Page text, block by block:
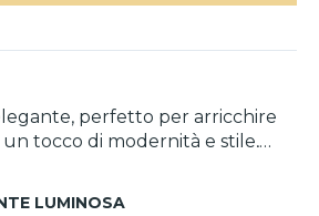
perfetto per arricchire
tocco di modernità e stile,
di luce interessanti e
tua camera da letto, senza
LUMINOSA